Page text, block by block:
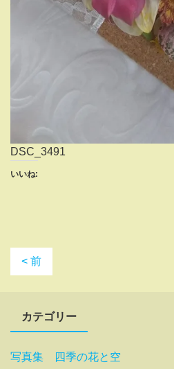
DSC_3491
いいね:
< 前
カテゴリー
写真集 四季の花と空